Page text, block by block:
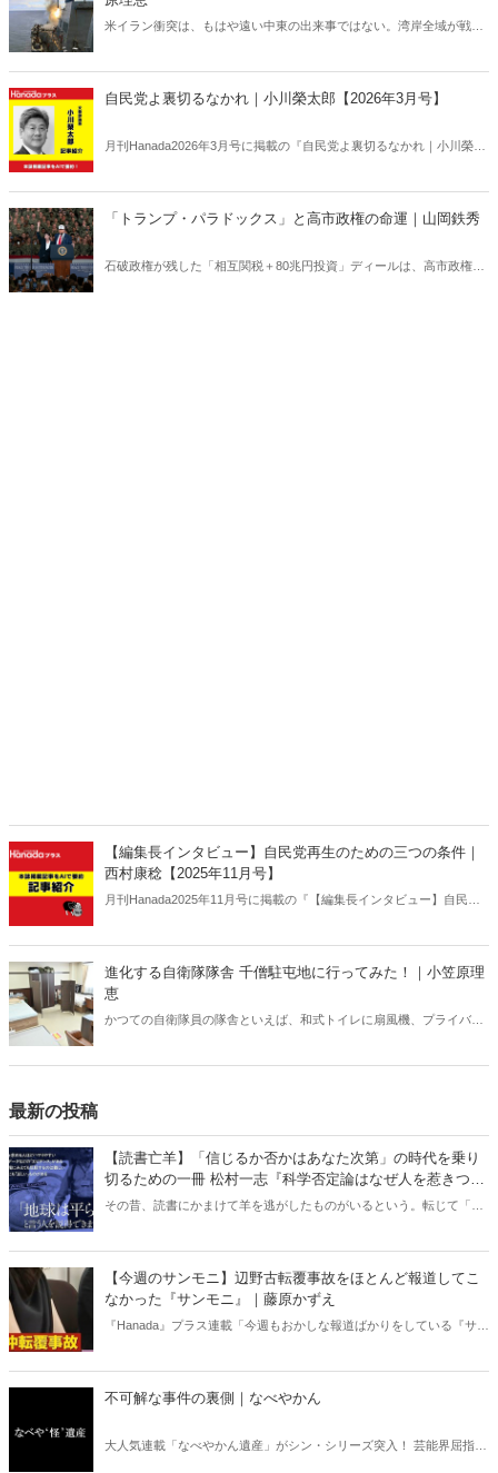
米イラン衝突は、もはや遠い中東の出来事ではない。湾岸全域が戦域
題がある。邦人保護は万全なのか。そして、国際舞台に立つ日本のサ
ラブレッドの安全は守られるのか。戦火は思わぬところに影を落とし
自民党よ裏切るなかれ｜小川榮太郎【2026年3月号】
月刊Hanada2026年3月号に掲載の『自民党よ裏切るなかれ｜小川榮太
「トランプ・パラドックス」と高市政権の命運｜山岡鉄秀
石破政権が残した「相互関税＋80兆円投資」ディールは、高市政権に
【編集長インタビュー】自民党再生のための三つの条件｜
西村康稔【2025年11月号】
月刊Hanada2025年11月号に掲載の『【編集長インタビュー】自民党
進化する自衛隊隊舎 千僧駐屯地に行ってみた！｜小笠原理
恵
かつての自衛隊員の隊舎といえば、和式トイレに扇風機、プライバシ
最新の投稿
【読書亡羊】「信じるか否かはあなた次第」の時代を乗り
切るための一冊 松村一志『科学否定論はなぜ人を惹きつけ
るのか』（ちくま新書）｜梶原麻衣子
その昔、読書にかまけて羊を逃がしたものがいるという。転じて「読
ある。元月刊『Hanada』編集部員のライター・梶原がお送りする時事
【今週のサンモニ】辺野古転覆事故をほとんど報道してこ
なかった『サンモニ』｜藤原かずえ
『Hanada』プラス連載「今週もおかしな報道ばかりをしている『サン
不可解な事件の裏側｜なべやかん
大人気連載「なべやかん遺産」がシン・シリーズ突入！ 芸能界屈指の